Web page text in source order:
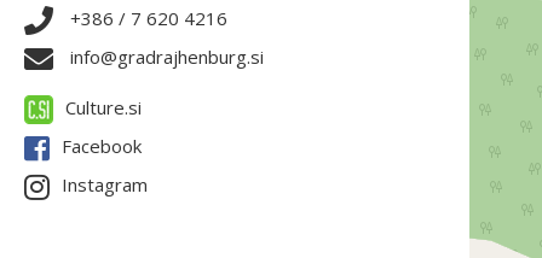
+386 / 7 620 4216
info@gradrajhenburg.si
Culture.si
Facebook
Instagram